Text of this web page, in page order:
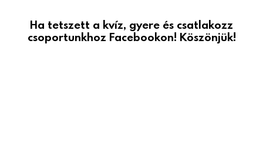
Ha tetszett a kvíz, gyere és csatlakozz
csoportunkhoz Facebookon! Köszönjük!